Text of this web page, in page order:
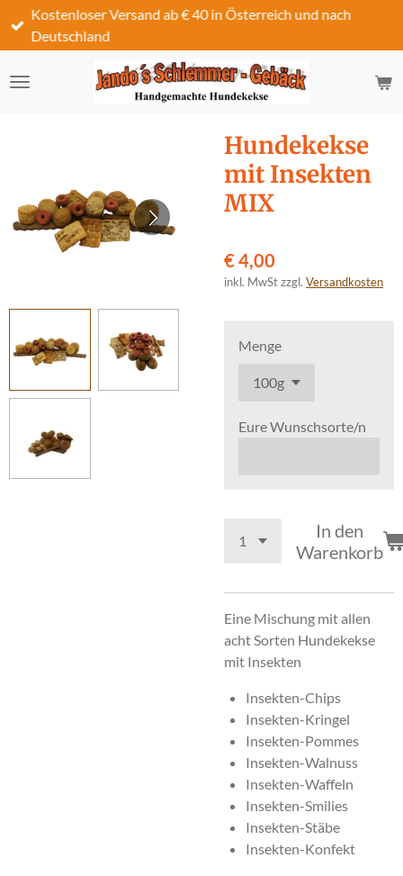
Zum
Hauptinhalt
Kostenloser Versand ab € 40 in Österreich und nach
Deutschland
Hundekekse
mit Insekten
MIX
€ 4,00
inkl. MwSt zzgl. Versandkosten
Menge
Eure Wunschsorte/n
In den
Warenkorb
Eine Mischung mit allen
acht Sorten Hundekekse
mit Insekten
Insekten-Chips
Insekten-Kringel
Insekten-Pommes
Insekten-Walnuss
Insekten-Waffeln
Insekten-Smilies
Insekten-Stäbe
Insekten-Konfekt